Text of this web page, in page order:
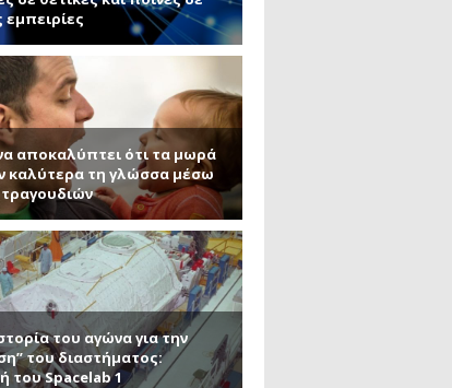
εμπειρίες
αποκαλύπτει ότι τα μωρά
καλύτερα τη γλώσσα μέσω
του αγώνα για την
του διαστήματος:
του Spacelab 1